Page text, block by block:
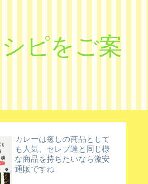
ピをご案
カレーは癒しの商品として
も人気、セレブ達と同じ様
な商品を持ちたいなら激安
通販ですね